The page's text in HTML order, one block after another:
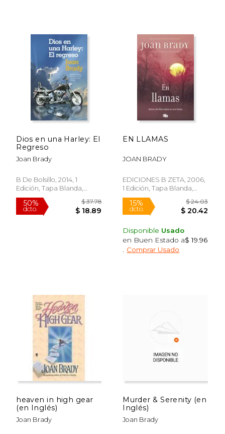
15%
dcto. $ 17.19
15%
dcto.
Dios en una Harley: El
Regreso
Joan Brady
B De Bolsillo, 2014, 1
Edición, Tapa Blanda,
Nuevo
50%
dcto.
EN LLAMAS
JOAN BRADY
EDICIONES B ZETA, 2006,
1 Edición, Tapa Blanda,
Nuevo
dcto.
Disponible Usado
en Buen Estado a$ 19.96
Comprar Usado
heaven in high gear
(en Inglés)
Joan Brady
Murder & Serenity (en
Inglés)
Joan Brady